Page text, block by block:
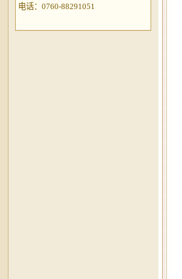
电话：0760-88291051